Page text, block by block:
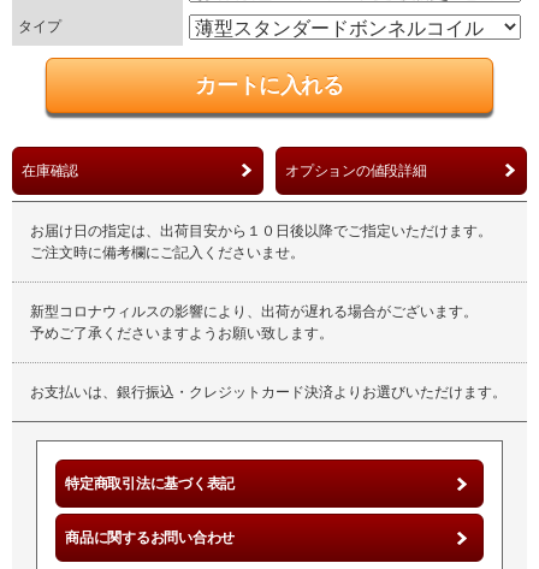
タイプ
在庫確認 オプションの値段詳細
お届け日の指定は、出荷目安から１０日後以降でご指定いただけます。
ご注文時に備考欄にご記入くださいませ。
新型コロナウィルスの影響により、出荷が遅れる場合がございます。
予めご了承くださいますようお願い致します。
お支払いは、銀行振込・クレジットカード決済よりお選びいただけます。
特定商取引法に基づく表記
商品に関するお問い合わせ